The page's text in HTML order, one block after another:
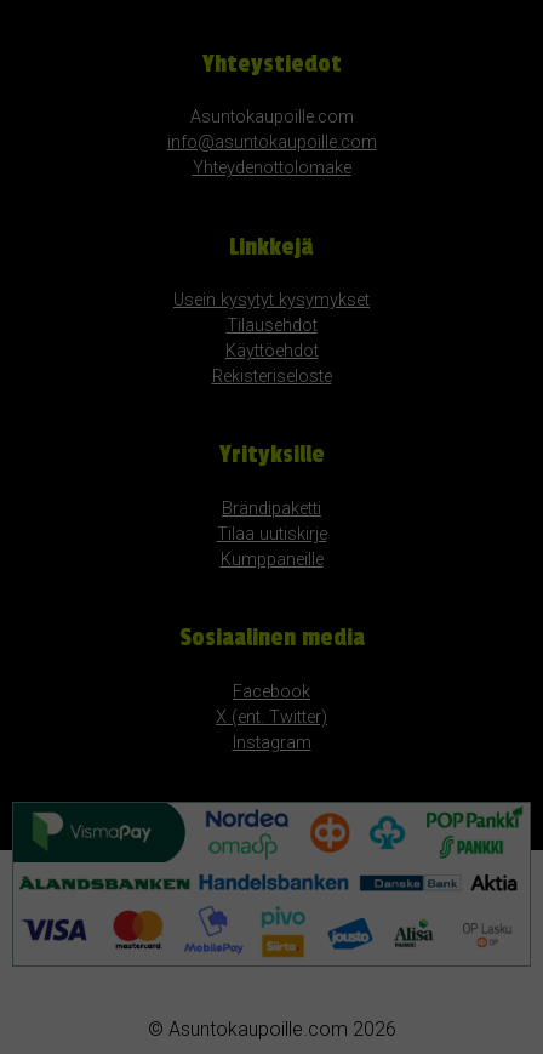
Yhteystiedot
Asuntokaupoille.com
info@asuntokaupoille.com
Yhteydenottolomake
Linkkejä
Usein kysytyt kysymykset
Tilausehdot
Käyttöehdot
Rekisteriseloste
Yrityksille
Brändipaketti
Tilaa uutiskirje
Kumppaneille
Sosiaalinen media
Facebook
X (ent. Twitter)
Instagram
© Asuntokaupoille.com 2026